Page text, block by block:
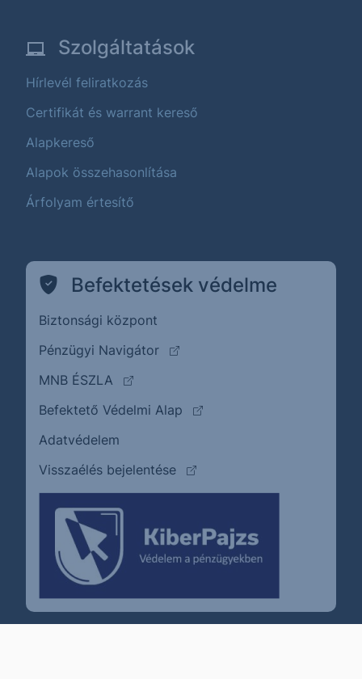
Szolgáltatások
Hírlevél feliratkozás
Certifikát és warrant kereső
Alapkereső
Alapok összehasonlítása
Árfolyam értesítő
Befektetések védelme
Biztonsági központ
Pénzügyi Navigátor
(külső oldalra ugrik)
MNB ÉSZLA
(külső oldalra ugrik)
Befektető Védelmi Alap
(külső oldalra ugrik)
Adatvédelem
Visszaélés bejelentése
(külső oldalra ugrik)